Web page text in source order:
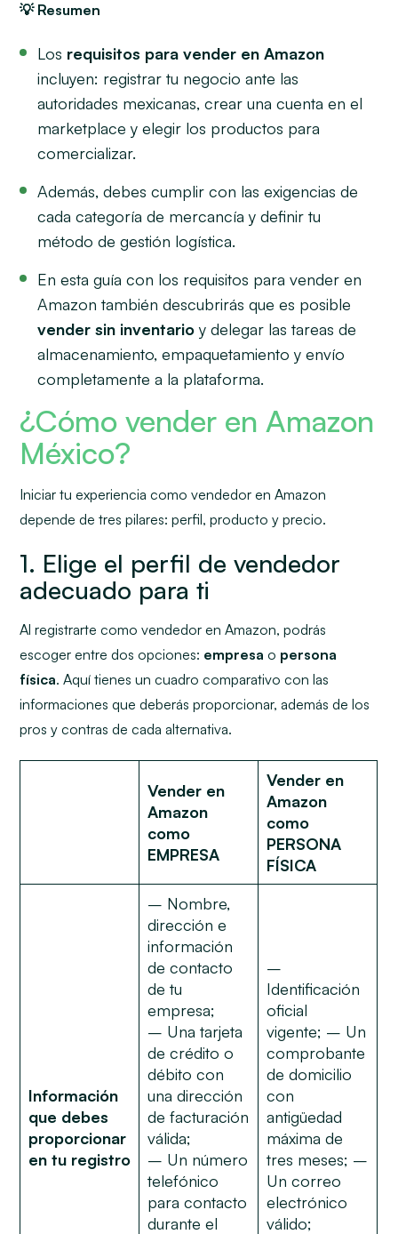
💡 Resumen
Los requisitos para vender en Amazon
incluyen: registrar tu negocio ante las
autoridades mexicanas, crear una cuenta en el
marketplace y elegir los productos para
comercializar.
Además, debes cumplir con las exigencias de
cada categoría de mercancía y definir tu
método de gestión logística.
En esta guía con los requisitos para vender en
Amazon también descubrirás que es posible
vender sin inventarioy delegar las tareas de
almacenamiento, empaquetamiento y envío
completamente a la plataforma.
¿Cómo vender en Amazon
México?
Iniciar tu experiencia como vendedor en Amazon
depende de tres pilares: perfil, producto y precio.
1. Elige el perfil de vendedor
adecuado para ti
Al registrarte como vendedor en Amazon, podrás
escoger entre dos opciones: empresao persona
física. Aquí tienes un cuadro comparativo con las
informaciones que deberás proporcionar, además de los
pros y contras de cada alternativa.
Vender en
Amazon
como
EMPRESA
Vender en
Amazon
como
PERSONA
FÍSICA
Información
que debes
proporcionar
en tu registro
– Nombre,
dirección e
información
de contacto
de tu
empresa;
– Una tarjeta
de crédito o
débito con
una dirección
de facturación
válida;
– Un número
telefónico
para contacto
durante el
–
Identificación
oficial
vigente; – Un
comprobante
de domicilio
con
antigüedad
máxima de
tres meses; –
Un correo
electrónico
válido;